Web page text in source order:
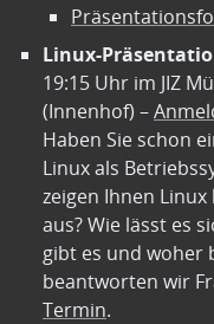
Linux-
19:15 Uhr im JIZ
(Innenhof) –
Haben Sie schon
Linux als
zeigen Ihnen
aus? Wie lässt es
gibt es und woher
beantworten wir
Termin.